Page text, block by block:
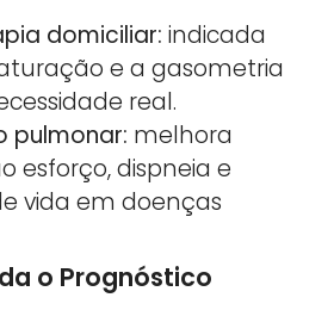
domiciliar: indicada
e a gasometria
real.
pulmonar: melhora
esforço, dispneia e
vida em doenças
o Prognóstico